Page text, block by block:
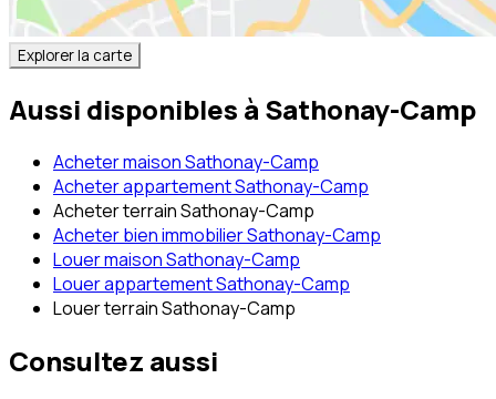
Explorer la carte
Aussi disponibles à Sathonay-Camp
Acheter maison Sathonay-Camp
Acheter appartement Sathonay-Camp
Acheter terrain Sathonay-Camp
Acheter bien immobilier Sathonay-Camp
Louer maison Sathonay-Camp
Louer appartement Sathonay-Camp
Louer terrain Sathonay-Camp
Consultez aussi